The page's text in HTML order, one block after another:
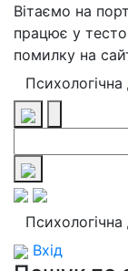
Вітаємо на
працює у
помилку на
Вхід